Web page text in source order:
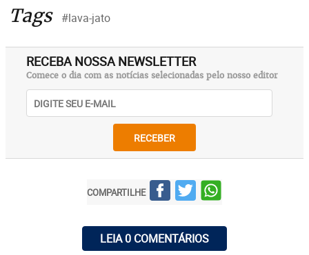
Tags #lava-jato
RECEBA NOSSA NEWSLETTER
Comece o dia com as notícias selecionadas pelo nosso editor
RECEBER
COMPARTILHE
LEIA 0 COMENTÁRIOS